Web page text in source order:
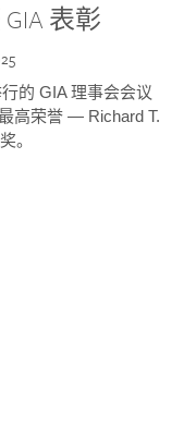
GIA 表彰
的 GIA 理事会会议
高荣誉 — Richard T.
。